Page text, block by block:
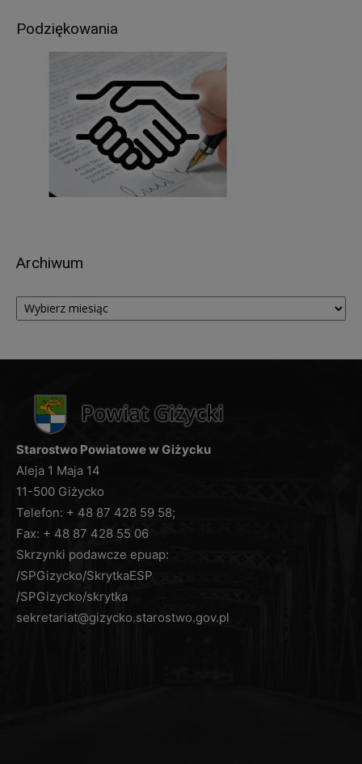
Podziękowania
Archiwum
Archiwum
Starostwo Powiatowe w Giżycku
Aleja 1 Maja 14
11-500 Giżycko
Telefon: + 48 87 428 59 58;
Fax: + 48 87 428 55 06
Skrzynki podawcze epuap:
/SPGizycko/SkrytkaESP
/SPGizycko/skrytka
sekretariat@gizycko.starostwo.gov.pl
upływie odpowiednio 3, 5, 10, 20 lub 50 lat od
daty zakończenia sprawy (zgodnie z przepisami
W związku z przetwarzaniem przez
Administratora, Pani/Pana danych osobowych,
przysługuje Pani/Panu prawo do:
dostępu do treści danych, na podstawie art. 15
RODO z zastrzeżeniem, że udostępniane dane
osobowe nie mogą ujawniać informacji niejawnych,
sprostowania (poprawiania) danych osobowych –
niekompletne, na podstawie art. 16 RODO,
żądania usunięcia danych, na podstawie art. 17
przetwarza dane osobowe na podstawie
zakończeniu okresu archiwizacji);
ograniczenia przetwarzania danych, na podstawie
wniesienia sprzeciwu wobec przetwarzanych
danych, na podstawie art. 21 RODO,
z zastrzeżeniem, że nie dotyczy to przypadków, w
których Administrator posiada uprawnienie do
przetwarzania danych na podstawie przepisów
prawa,
prawo do przenoszenia danych, na podstawie art.
20 RODO.
W przypadku, gdy przetwarzanie danych